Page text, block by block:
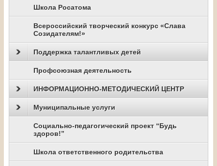
Школа Росатома
Всероссийский творческий конкурс «Слава
Созидателям!»
Поддержка талантливых детей
Профсоюзная деятельность
ИНФОРМАЦИОННО-МЕТОДИЧЕСКИЙ ЦЕНТР
Муниципальные услуги
Социально-педагогический проект “Будь
здоров!”
Школа ответственного родительства